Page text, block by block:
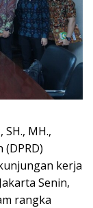
MH.,
kerja
Senin,
rangka